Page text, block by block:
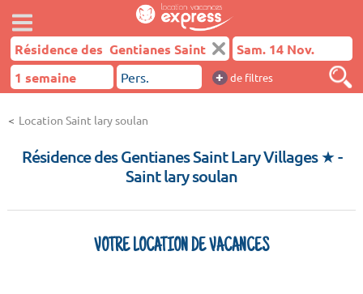
+ de filtres
Location Saint lary soulan
Résidence des Gentianes Saint Lary Villages ★-
Saint lary soulan
VOTRE LOCATION DE VACANCES